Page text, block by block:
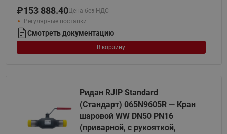
₽153 888.40Цена без НДС
Регулярные поставки
Смотреть документацию
В корзину
Ридан RJIP Standard
(Стандарт) 065N9605R — Кран
шаровой WW DN50 PN16
(приварной, с рукояткой,